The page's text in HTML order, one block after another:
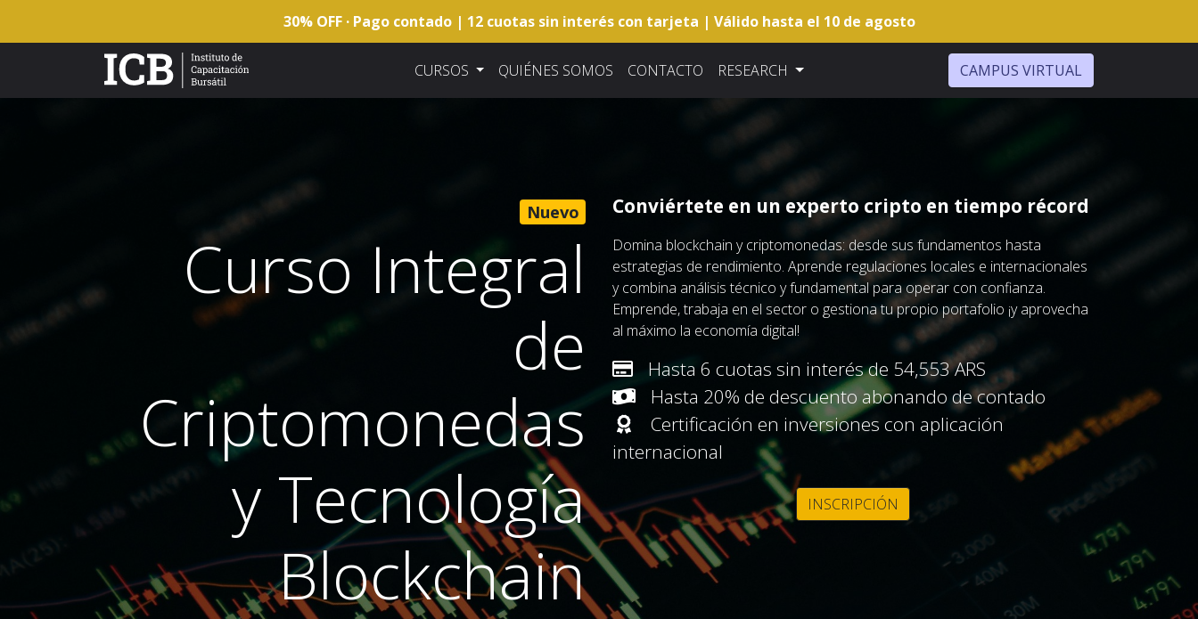
30% OFF · Pago contado | 12 cuotas sin interés con tarjeta | Válido hasta el 10 de agosto
CURSOS QUIÉNES SOMOS CONTACTO RESEARCH CAMPUS VIRTUAL
Nuevo
Curso Integral
de
Criptomonedas
y Tecnología
Blockchain
Conviértete en un experto cripto en tiempo récord
Domina blockchain y criptomonedas: desde sus fundamentos hasta
estrategias de rendimiento. Aprende regulaciones locales e internacionales
y combina análisis técnico y fundamental para operar con confianza.
Emprende, trabaja en el sector o gestiona tu propio portafolio ¡y aprovecha
al máximo la economía digital!
Hasta 6 cuotas sin interés de 54,553 ARS
Hasta 20% de descuento abonando de contado
Certificación en inversiones con aplicación
internacional
INSCRIPCIÓN